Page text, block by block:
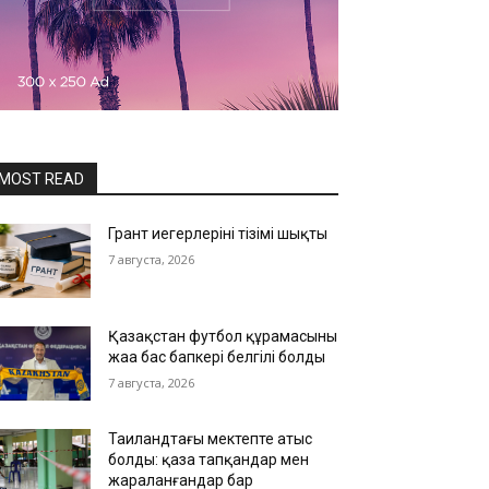
READ
Грант иегерлерінің тізімі шықты
7 августа, 2026
Қазақстан футбол құрамасының
жаңа бас бапкері белгілі болды
7 августа, 2026
Таиландтағы мектепте атыс
болды: қаза тапқандар мен
жараланғандар бар